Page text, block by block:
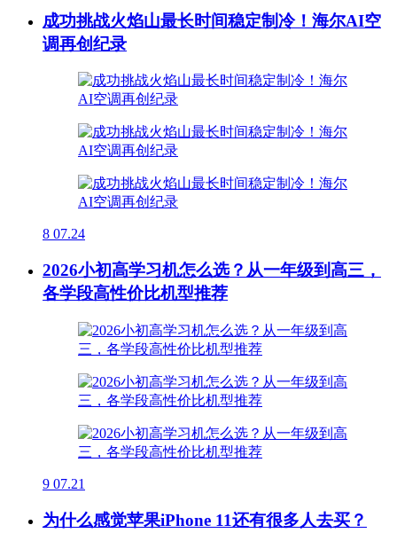
成功挑战火焰山最长时间稳定制冷！海尔AI空
调再创纪录
8 07.24
2026小初高学习机怎么选？从一年级到高三，
各学段高性价比机型推荐
9 07.21
为什么感觉苹果iPhone 11还有很多人去买？